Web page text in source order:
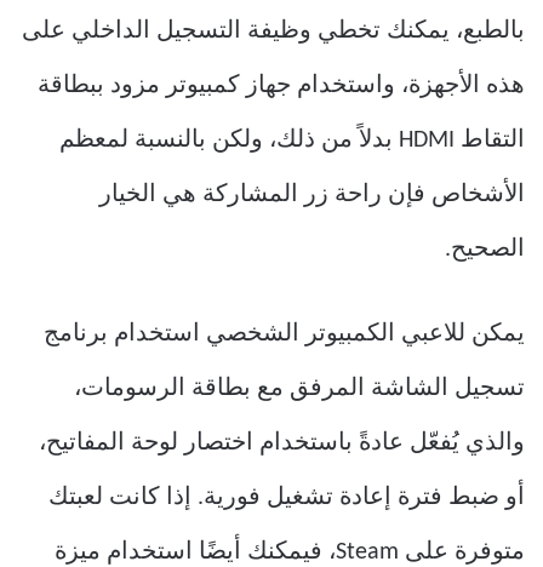
بالطبع، يمكنك تخطي وظيفة التسجيل الداخلي على
هذه الأجهزة، واستخدام جهاز كمبيوتر مزود ببطاقة
التقاط HDMI بدلاً من ذلك، ولكن بالنسبة لمعظم
الأشخاص فإن راحة زر المشاركة هي الخيار
الصحيح.
يمكن للاعبي الكمبيوتر الشخصي استخدام برنامج
تسجيل الشاشة المرفق مع بطاقة الرسومات،
والذي يُفعّل عادةً باستخدام اختصار لوحة المفاتيح،
أو ضبط فترة إعادة تشغيل فورية. إذا كانت لعبتك
متوفرة على Steam، فيمكنك أيضًا استخدام ميزة